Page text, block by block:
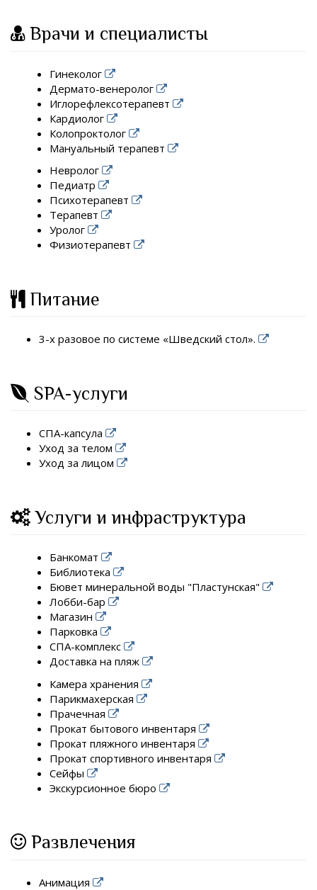
Врачи и специалисты
Гинеколог
Дермато-венеролог
Иглорефлексотерапевт
Кардиолог
Колопроктолог
Мануальный терапевт
Невролог
Педиатр
Психотерапевт
Терапевт
Уролог
Физиотерапевт
Питание
3-х разовое по системе «Шведский стол».
SPA-услуги
СПА-капсула
Уход за телом
Уход за лицом
Услуги и инфраструктура
Банкомат
Библиотека
Бювет минеральной воды "Пластунская"
Лобби-бар
Магазин
Парковка
СПА-комплекс
Доставка на пляж
Камера хранения
Парикмахерская
Прачечная
Прокат бытового инвентаря
Прокат пляжного инвентаря
Прокат спортивного инвентаря
Сейфы
Экскурсионное бюро
Развлечения
Анимация